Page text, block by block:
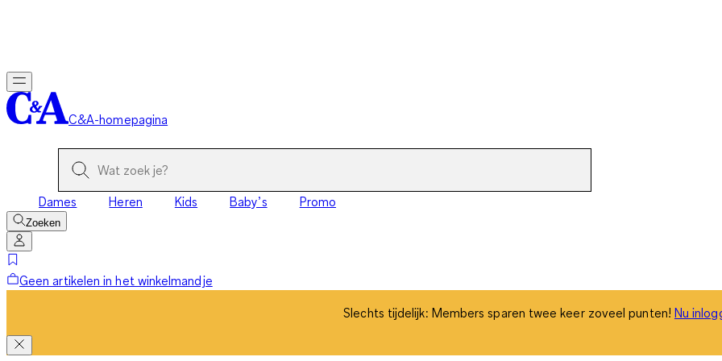
C&A-homepagina
Dames Heren Kids Baby’s Promo
Zoeken
Geen artikelen in het winkelmandje
Slechts tijdelijk: Members sparen twee keer zoveel punten! Nu